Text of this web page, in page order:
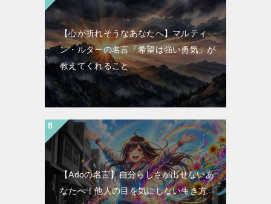
【心が折れそうなあなたへ】マルティ
ン・ルターの名言「希望は強い勇気」が
教えてくれること
【Adoの名言】自分らしさが出せないあ
なたへ！他人の目を気にしない生き方